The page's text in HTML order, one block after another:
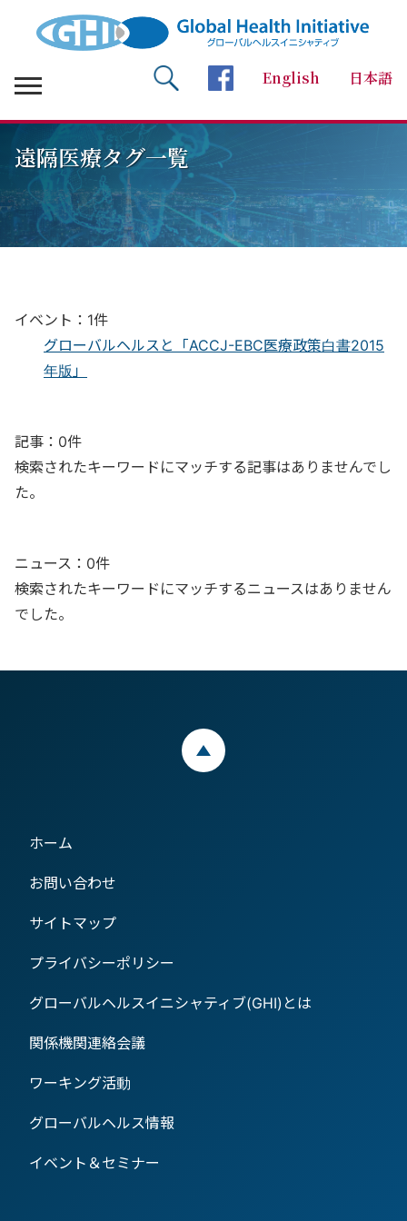
日本語
English
facebookページへ
検索 Search
遠隔医療タグ一覧
イベント：1件
グローバルヘルスと「ACCJ-EBC医療政策白書2015
年版」
記事：0件
検索されたキーワードにマッチする記事はありませんでし
た。
ニュース：0件
検索されたキーワードにマッチするニュースはありません
でした。
ホーム
お問い合わせ
サイトマップ
プライバシーポリシー
グローバルヘルスイニシャティブ(GHI)とは
関係機関連絡会議
ワーキング活動
グローバルヘルス情報
イベント＆セミナー